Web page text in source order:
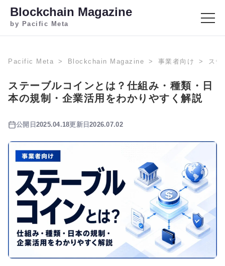
Blockchain Magazine
by Pacific Meta
Pacific Meta Blockchain Magazine 事業者向け ステ
ステーブルコインとは？仕組み・種類・日
本の規制・企業活用をわかりやすく解説
公開日 2025.04.18更新日2026.07.02